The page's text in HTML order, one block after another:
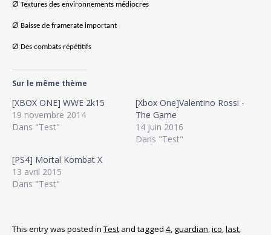
Ø Textures des environnements médiocres
Ø Baisse de framerate important
Ø Des combats répétitifs
Sur le même thème
[XBOX ONE] WWE 2k15
19 novembre 2014
Dans "Test"
[Xbox One]Valentino Rossi -
The Game
14 juin 2016
Dans "Test"
[PS4] Mortal Kombat X
13 avril 2015
Dans "Test"
This entry was posted inTest and tagged4, guardian,ico,last,